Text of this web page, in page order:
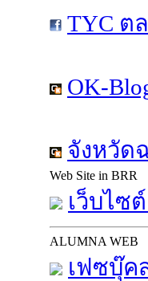
TYC ต
OK-
จังหวัด
Web Site in BRR
เว็บไซ
ALUMNA WEB
เฟซบุ๊ค